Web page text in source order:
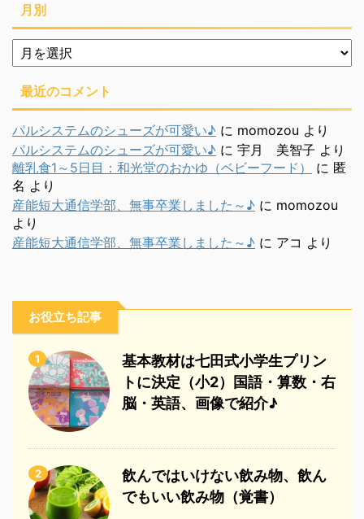
月別
月
別
最近のコメント
パルシステムのシューズが可愛い♪ に momozou より
パルシステムのシューズが可愛い♪ に 宇月 美智子 より
離乳食1～5日目：和光堂のおかゆ（ベビーフード）
に 匿
名 より
産能短大通信学部、無事卒業しました～♪ に momozou
より
産能短大通信学部、無事卒業しました～♪ に アコ より
お役立ち記事
1
基本教材は七田式小学生プリン
トに決定（小2）国語・算数・右
脳・英語、画像で紹介♪
2
飲んではいけない飲み物、飲ん
でもいい飲み物（覚書）